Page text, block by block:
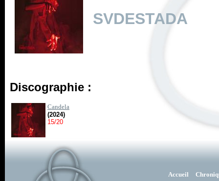
SVDESTADA
Discographie :
Candela
(2024)
15/20
Accueil